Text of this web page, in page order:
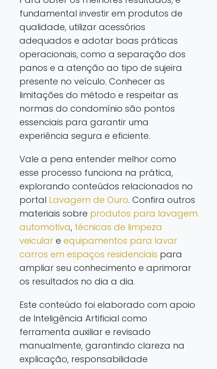
fundamental investir em produtos de
qualidade, utilizar acessórios
adequados e adotar boas práticas
operacionais, como a separação dos
panos e a atenção ao tipo de sujeira
presente no veículo. Conhecer as
limitações do método e respeitar as
normas do condomínio são pontos
essenciais para garantir uma
experiência segura e eficiente.
Vale a pena entender melhor como
esse processo funciona na prática,
explorando conteúdos relacionados no
portal Lavagem de Ouro. Confira outros
materiais sobre produtos para lavagem
automotiva, técnicas de limpeza
veicular e equipamentos para lavar
carros em espaços residenciais para
ampliar seu conhecimento e aprimorar
os resultados no dia a dia.
Este conteúdo foi elaborado com apoio
de Inteligência Artificial como
ferramenta auxiliar e revisado
manualmente, garantindo clareza na
explicação, responsabilidade